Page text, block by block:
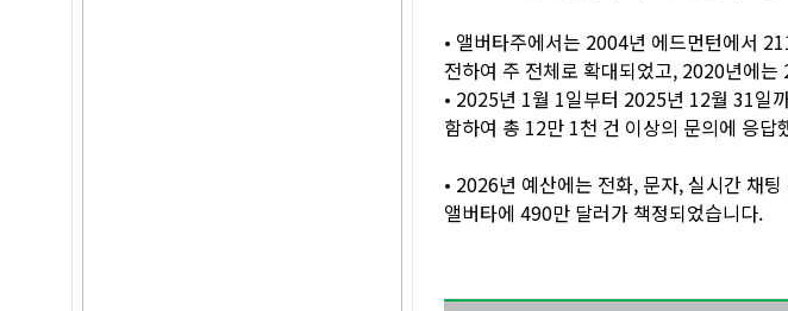
• 앨버타주에서는 2004년 에드먼턴에서
전하여 주 전체로 확대되었고, 2020년에
• 2025년 1월 1일부터 2025년 12월 31일
함하여 총 12만 1천 건 이상의 문의에 응답
• 2026년 예산에는 전화, 문자, 실시간 채
앨버타에 490만 달러가 책정되었습니다.